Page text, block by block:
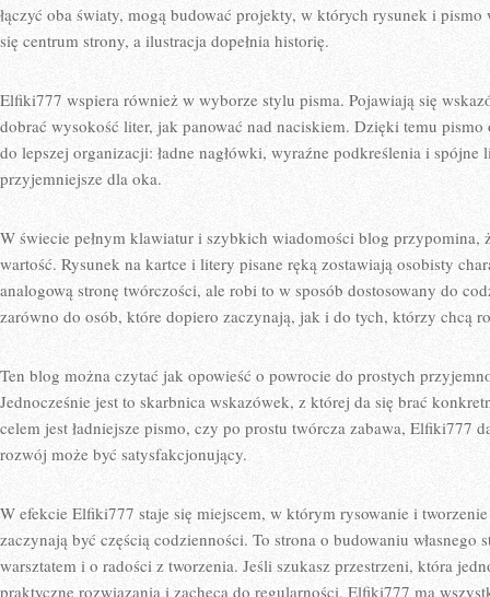
łączyć oba światy, mogą budować projekty, w których rysunek i pismo
się centrum strony, a ilustracja dopełnia historię.
Elfiki777 wspiera również w wyborze stylu pisma. Pojawiają się
dobrać wysokość liter, jak panować nad naciskiem. Dzięki temu pismo
do lepszej organizacji: ładne nagłówki, wyraźne podkreślenia i spójne
przyjemniejsze dla oka.
W świecie pełnym klawiatur i szybkich wiadomości blog przypomina,
wartość. Rysunek na kartce i litery pisane ręką zostawiają osobisty
analogową stronę twórczości, ale robi to w sposób dostosowany do
zarówno do osób, które dopiero zaczynają, jak i do tych, którzy chcą
Ten blog można czytać jak opowieść o powrocie do prostych
Jednocześnie jest to skarbnica wskazówek, z której da się brać
celem jest ładniejsze pismo, czy po prostu twórcza zabawa, Elfiki777
rozwój może być satysfakcjonujący.
W efekcie Elfiki777 staje się miejscem, w którym rysowanie i
zaczynają być częścią codzienności. To strona o budowaniu
warsztatem i o radości z tworzenia. Jeśli szukasz przestrzeni, która
praktyczne rozwiązania i zachęca do regularności, Elfiki777 ma